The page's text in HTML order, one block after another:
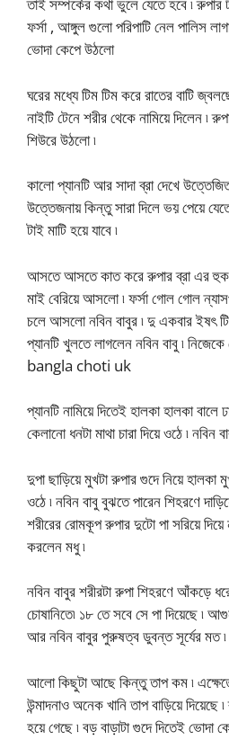
তাই সম্পর্কের কথা ভুলে যেতে হবে ৷ রুপার
ফর্সা , আঙ্গুল গুলো পরিপাটি নেল পালিস
ভোদা কেপে উঠলো
ঘরের মধ্যে টিম টিম করে রাতের বাটি
নাইটি টেনে শরীর থেকে নামিয়ে দিলেন ৷
শিউরে উঠলো ৷
কালো প্যানটি আর সাদা ব্রা দেখে
উত্তেজনায় কিন্তু সারা দিলে ভয় পেয়ে
টাই মাটি হয়ে যাবে ৷
আসতে আসতে কাত করে রুপার ব্রা এর হুক
মাই বেরিয়ে আসলো ৷ ফর্সা গোল গোল
চলে আসলো নবিন বাবুর ৷ দু একবার ইষৎ
প্যানটি খুলতে লাগলেন নবিন বাবু ৷
bangla choti uk
প্যানটি নামিয়ে দিতেই হালকা হালকা বালে
কেলানো ধনটা মাথা চারা দিয়ে ওঠে ৷
দুপা ছাড়িয়ে মুখটা রুপার গুদে নিয়ে হালকা
ওঠে ৷ নবিন বাবু বুঝতে পারেন শিহরণে
শরীরের রোমকূপ রুপার দুটো পা সরিয়ে
করলেন মধু ৷
নবিন বাবুর শরীরটা রুপা শিহরণে আঁকড়ে
চোষানিতে৷ ১৮ তে সবে সে পা দিয়েছে ৷
আর নবিন বাবুর পুরুষত্ব ডুবন্ত সূর্যের মত ৷
আলো কিছুটা আছে কিন্তু তাপ কম ৷
উন্মাদনাও অনেক খানি তাপ বাড়িয়ে
হয়ে গেছে ৷ বড় বাড়াটা গুদে দিতেই ভোদা